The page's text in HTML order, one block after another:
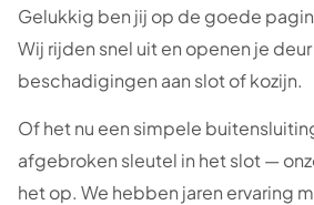
Gelukkig ben jij op de goede
Wij rijden snel uit en openen je
beschadigingen aan slot of kozijn.
Of het nu een simpele
afgebroken sleutel in het slot —
het op. We hebben jaren ervaring